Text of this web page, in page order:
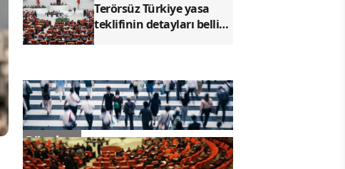
Terörsüz Türkiye yasa
teklifinin detayları belli
Gündem